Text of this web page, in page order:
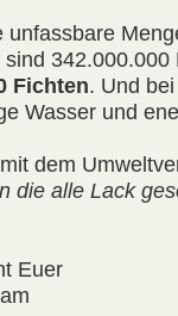
unfassbare
342.000.000
Fichten. Und
Wasser und
dem
die alle Lack
Euer